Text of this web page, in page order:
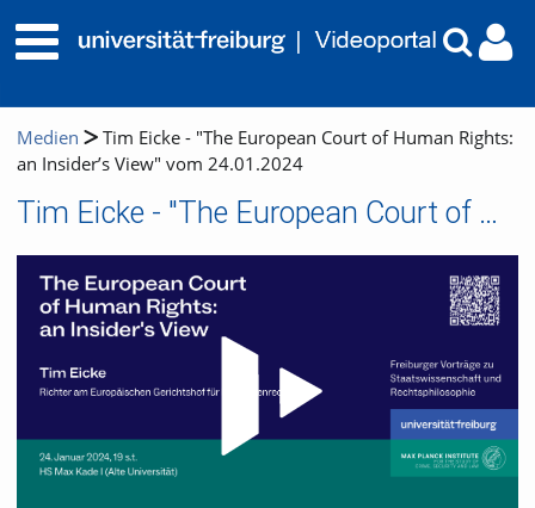
Medien
Tim Eicke - "The European Court of Human Rights:
an Insider’s View" vom 24.01.2024
Tim Eicke - "The European Court of Human Rights: an Insider’s View" vom 24.01.2024